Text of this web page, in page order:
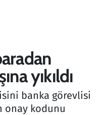
yıkıldı
banka görevlisi
onay kodunu